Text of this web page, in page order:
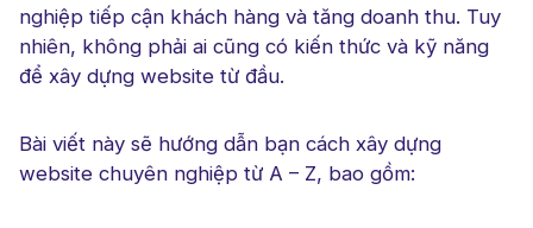
nghiệp tiếp cận khách hàng và tăng doanh thu. Tuy
nhiên, không phải ai cũng có kiến thức và kỹ năng
để xây dựng website từ đầu.
Bài viết này sẽ hướng dẫn bạn cách xây dựng
website chuyên nghiệp từ A – Z, bao gồm: